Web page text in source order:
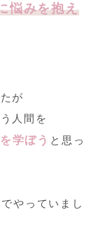
悩みを抱え
が
人間を
学ぼう と思っ
やっていまし